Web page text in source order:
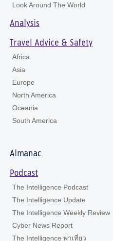
Look Around The World
Analysis
Travel Advice & Safety
Africa
Asia
Europe
North America
Oceania
South America
Almanac
Podcast
The Intelligence Podcast
The Intelligence Update
The Intelligence Weekly Review
Cyber News Report
The Intelligence พาเที่ยว